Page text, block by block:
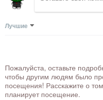
Лучшие
Пожалуйста, оставьте
чтобы другим людям было
посещения! Расскажите о
планирует посещение.